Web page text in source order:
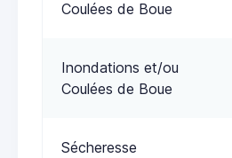
Coulées de Boue
Inondations et/ou
Coulées de Boue
Sécheresse